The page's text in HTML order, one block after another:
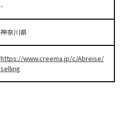
-
神奈川県
https://www.creema.jp/c/Abreise/
selling